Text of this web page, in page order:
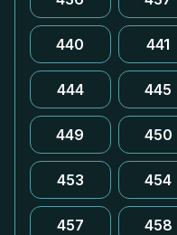
440 441
444 445
449 450
453 454
457 458